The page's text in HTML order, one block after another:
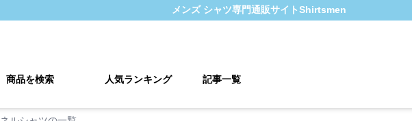
メンズ シャツ専門通販サイトShirtsmen
商品を検索 人気ランキング 記事一覧